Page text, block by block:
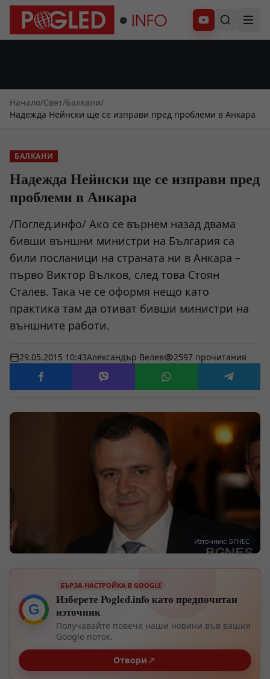
Абонирай се
Начало/Свят/Балкани/
Надежда Нейнски ще се изправи пред проблеми в Анкара
БАЛКАНИ
Надежда Нейнски ще се изправи пред
проблеми в Анкара
/Поглед.инфо/ Ако се върнем назад двама
бивши външни министри на България са
били посланици на страната ни в Анкара –
първо Виктор Вълков, след това Стоян
Сталев. Така че се оформя нещо като
практика там да отиват бивши министри на
външните работи.
29.05.2015 10:43Александър Велев 2597 прочитания
Източник: БГНЕС
G
БЪРЗА НАСТРОЙКА В GOOGLE
Изберете Pogled.info като предпочитан
източник
Получавайте повече наши новини във вашия
Google поток.
Отвори